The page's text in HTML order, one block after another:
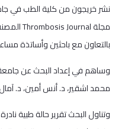
نشر خريجون من كلية الطب في
بالتعاون مع باحثين وأساتذة
وساهم في إعداد البحث عن
محمد اشقير، د. أنس أمين، د.